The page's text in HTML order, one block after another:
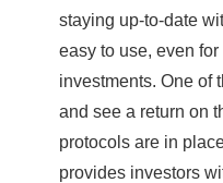
staying up-to-date
easy to use, even
investments. One of
and see a return on
protocols are in
provides investors